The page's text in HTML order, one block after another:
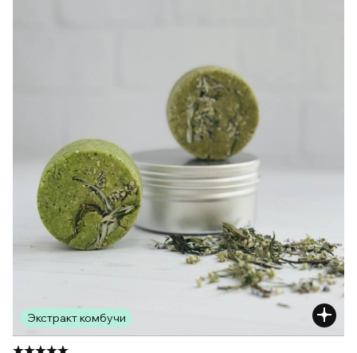
Экстракт комбучи